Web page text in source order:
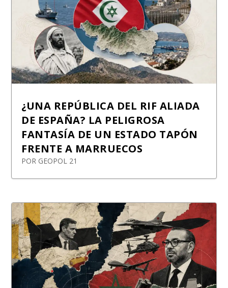
¿UNA REPÚBLICA DEL RIF ALIADA
DE ESPAÑA? LA PELIGROSA
FANTASÍA DE UN ESTADO TAPÓN
FRENTE A MARRUECOS
POR GEOPOL 21